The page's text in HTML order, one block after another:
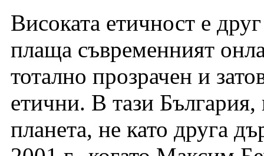
Високата етичност е
плаща съвременният
тотално прозрачен и
етични. В тази България,
планета, не като друга